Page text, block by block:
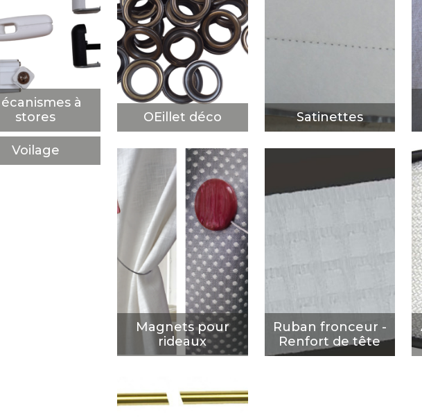
à
stores
à
stores
DÉCOUVRIR
OEillet déco
OEillet déco
DÉCOUVRIR
Satinettes
Voilage
Voilage
Magnets pour
rideaux
Magnets pour
rideaux
DÉCOUVRIR
Ruban fronceur -
Renfort de tête
- Renfort de